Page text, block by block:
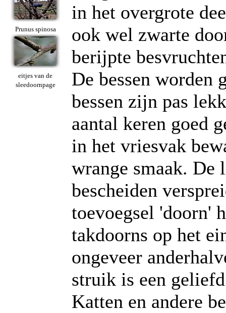
Prunus spinosa
eitjes van de
sleedoornpage
in het overgrote
ook wel zwarte
berijpte
De bessen worden
bessen zijn pas
aantal keren goed
in het vriesvak
wrange smaak. De
bescheiden
toevoegsel 'doorn'
takdoorns op het
ongeveer
struik is een
Katten en andere